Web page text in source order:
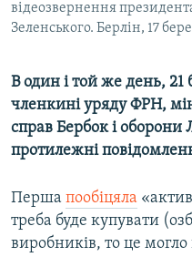
відеозвернення
Зеленського. Берлін, 17
В один і той же день, 21
членкині уряду ФРН,
справ Бербок і
протилежні
Перша пообіцяла
треба буде купувати
виробників, то це могло